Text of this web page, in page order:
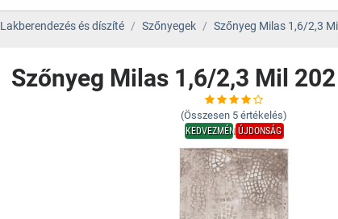
Lakberendezés és díszíté Szőnyegek Szőnyeg Milas 1,6/2,3
Szőnyeg Milas 1,6/2,3 Mil
(Összesen 5 értékelés)
KEDVEZMÉNYÚJDONSÁG